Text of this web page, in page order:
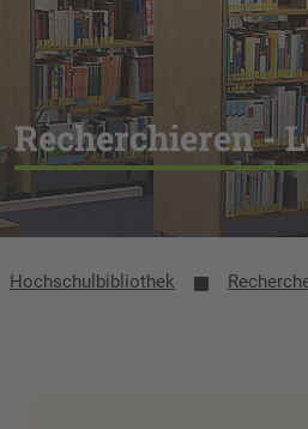
Recherchieren -
Hochschulbibliothek